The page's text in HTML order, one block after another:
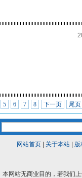
5 6 7 8 下一页 尾页
网站首页| 关于本站| 版
本网站无商业目的，若我们